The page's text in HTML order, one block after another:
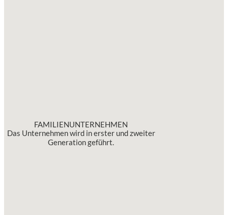
FAMILIENUNTERNEHMEN
Das Unternehmen wird in erster und zweiter
Generation geführt.